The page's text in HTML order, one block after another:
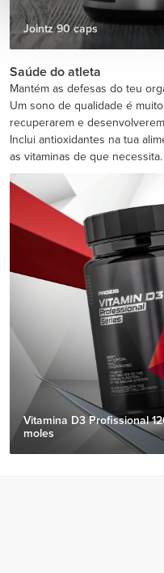
Jointz 90 caps
Saúde do atleta
Mantém as defesas do teu
Um sono de qualidade é
recuperarem e
Inclui antioxidantes na tua
as vitaminas de que necessita.
Vitamina D3 Profissional
moles